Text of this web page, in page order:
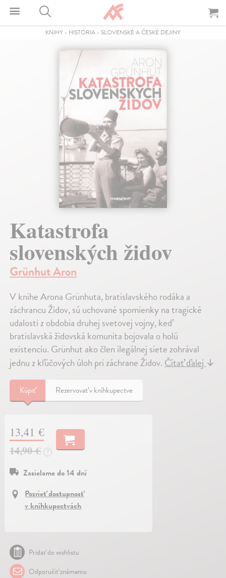
KNIHY - HISTÓRIA - SLOVENSKÉ A ČESKÉ DEJINY
Katastrofa
slovenských židov
Grünhut Aron
V knihe Arona Grünhuta, bratislavského rodáka a
záchrancu Židov, sú uchované spomienky na tragické
udalosti z obdobia druhej svetovej vojny, keď
bratislavská židovská komunita bojovala o holú
existenciu. Grünhut ako člen ilegálnej siete zohrával
jednu z kľúčových úloh pri záchrane Židov.Čítať ďalej↓
Kúpiť Rezervovať v kníhkupectve
13,41 €
14,90 €
?
Zasielame do 14 dní
Pozrieť dostupnosť
v kníhkupectvách
Pridať do wishlistu
Odporučiť známemu